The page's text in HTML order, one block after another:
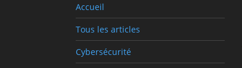
Accueil
Tous les articles
Cybersécurité